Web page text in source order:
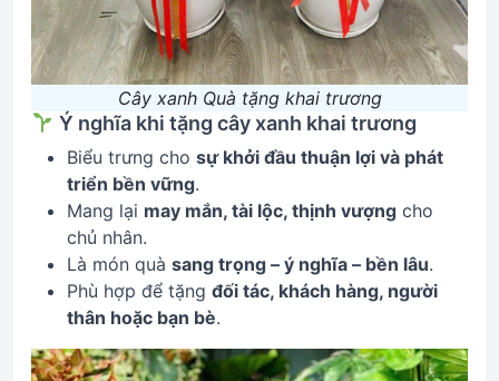
Cây xanh Quà tặng khai trương
Ý nghĩa khi tặng cây xanh khai trương
Biểu trưng cho sự khởi đầu thuận lợi và phát
triển bền vững.
Mang lại may mắn, tài lộc, thịnh vượng cho
chủ nhân.
Là món quà sang trọng – ý nghĩa – bền lâu.
Phù hợp để tặng đối tác, khách hàng, người
thân hoặc bạn bè.